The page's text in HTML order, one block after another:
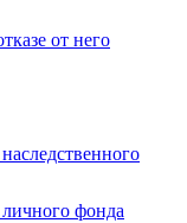
от него
фонда